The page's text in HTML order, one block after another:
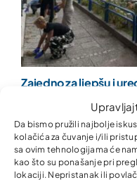
Da bismo pružili najbolje
kolačića za čuvanje i/ili
sa ovim tehnologijama će
kao što su ponašanje pri
lokaciji. Nepristanak ili
Zajedno za ljepšu i